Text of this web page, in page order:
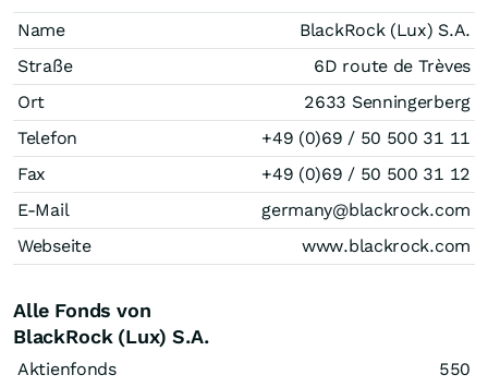
Name
BlackRock (Lux) S.A.
Straße
6D route de Trèves
Ort
2633 Senningerberg
Telefon
+49 (0)69 / 50 500 31 11
Fax
+49 (0)69 / 50 500 31 12
E-Mail
germany@blackrock.com
Webseite
www.blackrock.com
Alle Fonds von
BlackRock (Lux) S.A.
Aktienfonds
550